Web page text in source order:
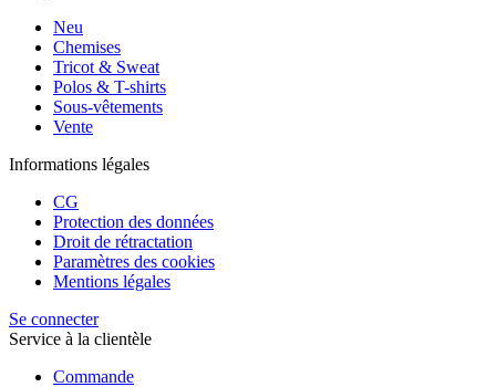
Neu
Chemises
Tricot & Sweat
Polos & T-shirts
Sous-vêtements
Vente
Informations légales
CG
Protection des données
Droit de rétractation
Paramètres des cookies
Mentions légales
Se connecter
Service à la clientèle
Commande